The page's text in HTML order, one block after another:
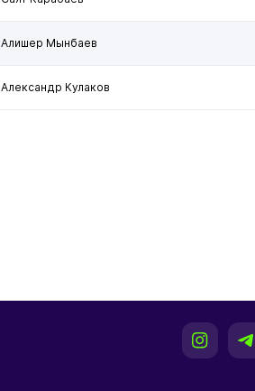
Алишер Мынбаев
Александр Кулаков